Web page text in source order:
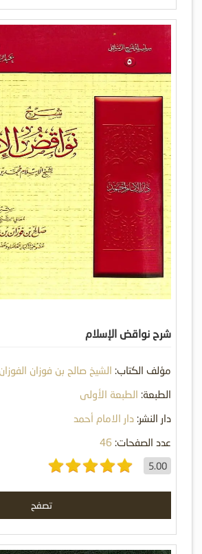
شرح نواقض الإسلام
مؤلف الكتاب: الشيخ صالح بن فوزان
الطبعة: الطبعة الأولى
دار النشر: دار الامام أحمد
عدد الصفحات: 46
5.00
تصفح